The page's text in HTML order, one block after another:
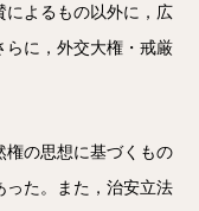
よるもの以外に，広
らに，外交大権・戒厳
の思想に基づくもの
った。また，治安立法